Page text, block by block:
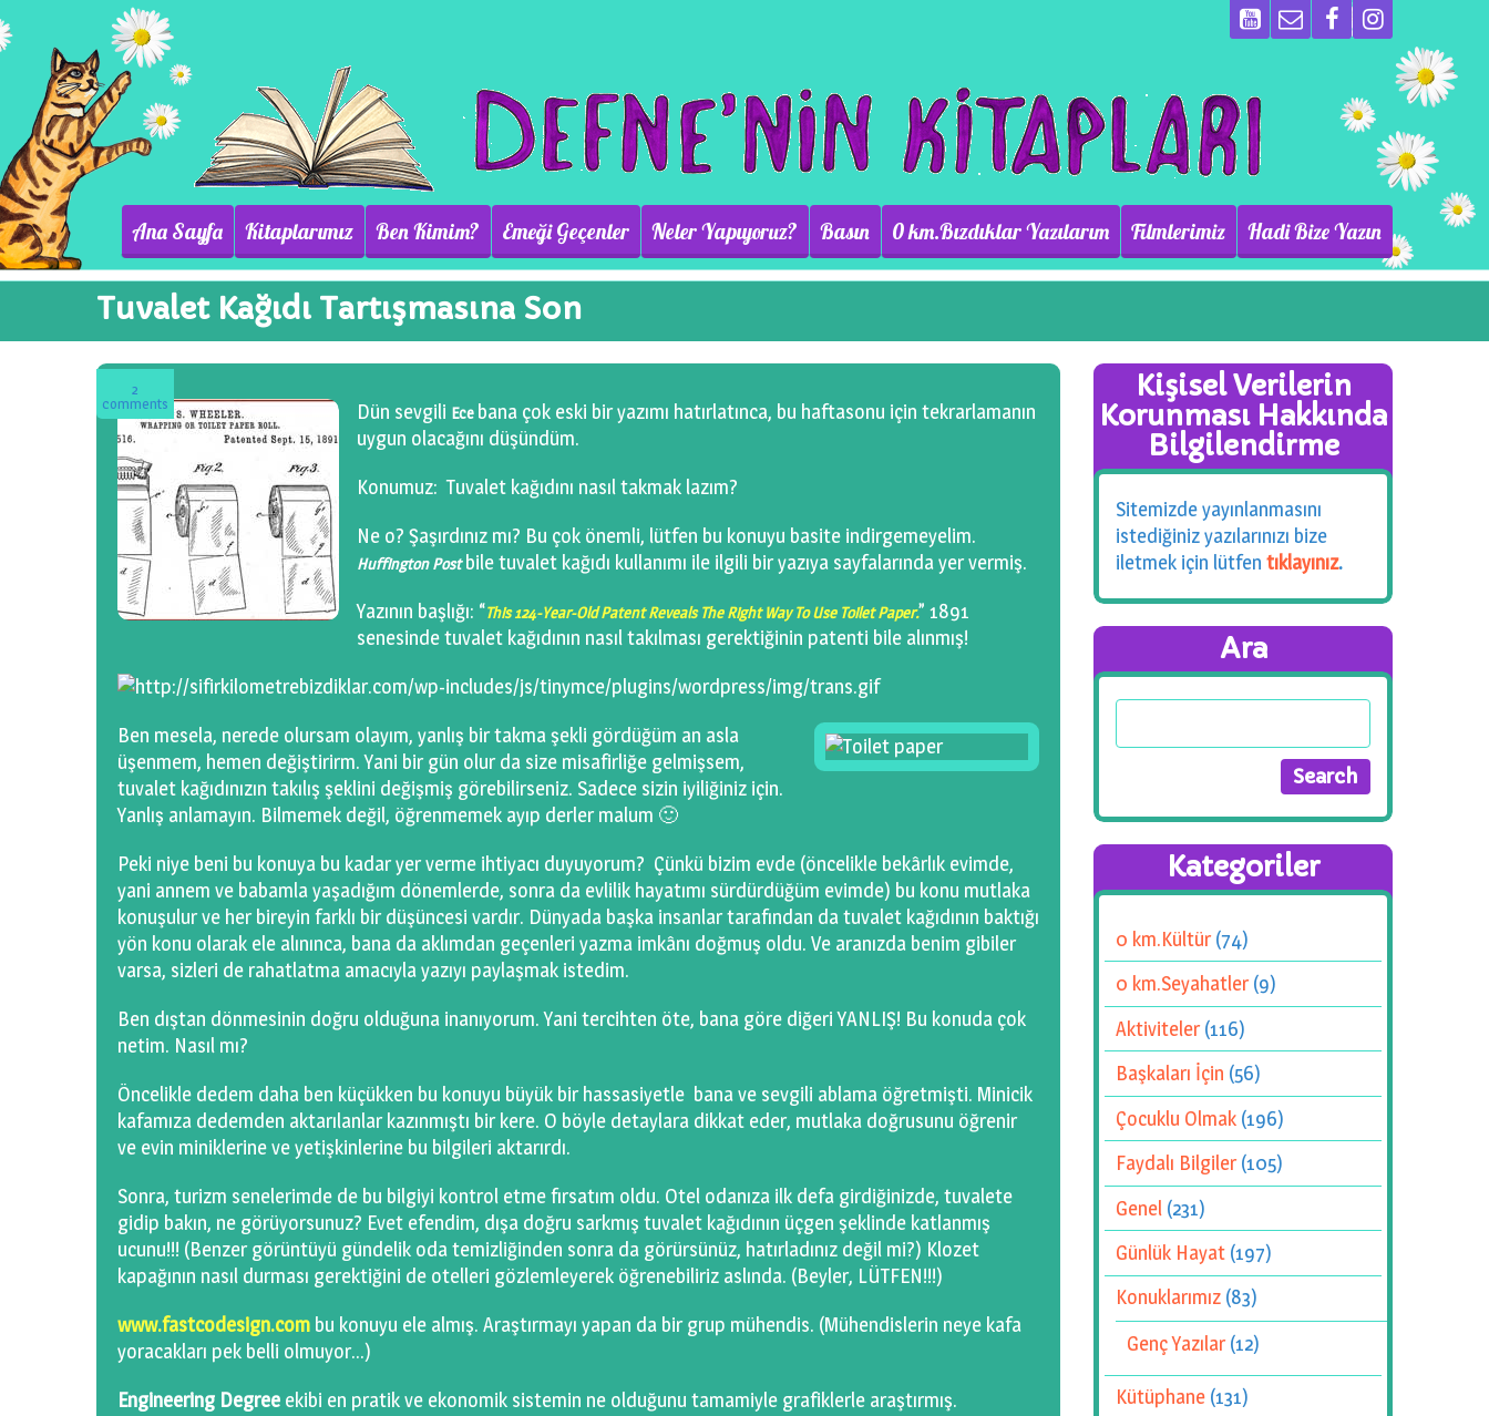
Ana Sayfa Kitaplarımız Ben Kimim? Emeği Geçenler Neler Yapıyoruz? Basın 0 km.Bızdıklar Yazılarım Filmlerimiz Hadi Bize Yazın
Tuvalet Kağıdı Tartışmasına Son
2
comments
Dün sevgili Ece bana çok eski bir yazımı hatırlatınca, bu haftasonu için tekrarlamanın
uygun olacağını düşündüm.
Konumuz: Tuvalet kağıdını nasıl takmak lazım?
Ne o? Şaşırdınız mı? Bu çok önemli, lütfen bu konuyu basite indirgemeyelim.
Huffington Postbile tuvalet kağıdı kullanımı ile ilgili bir yazıya sayfalarında yer vermiş.
Yazının başlığı: “This 124-Year-Old Patent Reveals The Right Way To Use Toilet Paper.” 1891
senesinde tuvalet kağıdının nasıl takılması gerektiğinin patenti bile alınmış!
Ben mesela, nerede olursam olayım, yanlış bir takma şekli gördüğüm an asla
üşenmem, hemen değiştirirm. Yani bir gün olur da size misafirliğe gelmişsem,
tuvalet kağıdınızın takılış şeklini değişmiş görebilirseniz. Sadece sizin iyiliğiniz için.
Yanlış anlamayın. Bilmemek değil, öğrenmemek ayıp derler malum 🙂
Peki niye beni bu konuya bu kadar yer verme ihtiyacı duyuyorum? Çünkü bizim evde (öncelikle bekârlık evimde,
yani annem ve babamla yaşadığım dönemlerde, sonra da evlilik hayatımı sürdürdüğüm evimde) bu konu mutlaka
konuşulur ve her bireyin farklı bir düşüncesi vardır. Dünyada başka insanlar tarafından da tuvalet kağıdının baktığı
yön konu olarak ele alınınca, bana da aklımdan geçenleri yazma imkânı doğmuş oldu. Ve aranızda benim gibiler
varsa, sizleri de rahatlatma amacıyla yazıyı paylaşmak istedim.
Ben dıştan dönmesinin doğru olduğuna inanıyorum. Yani tercihten öte, bana göre diğeri YANLIŞ! Bu konuda çok
netim. Nasıl mı?
Öncelikle dedem daha ben küçükken bu konuyu büyük bir hassasiyetle bana ve sevgili ablama öğretmişti. Minicik
kafamıza dedemden aktarılanlar kazınmıştı bir kere. O böyle detaylara dikkat eder, mutlaka doğrusunu öğrenir
ve evin miniklerine ve yetişkinlerine bu bilgileri aktarırdı.
Sonra, turizm senelerimde de bu bilgiyi kontrol etme fırsatım oldu. Otel odanıza ilk defa girdiğinizde, tuvalete
gidip bakın, ne görüyorsunuz? Evet efendim, dışa doğru sarkmış tuvalet kağıdının üçgen şeklinde katlanmış
ucunu!!! (Benzer görüntüyü gündelik oda temizliğinden sonra da görürsünüz, hatırladınız değil mi?) Klozet
kapağının nasıl durması gerektiğini de otelleri gözlemleyerek öğrenebiliriz aslında. (Beyler, LÜTFEN!!!)
www.fastcodesign.com bu konuyu ele almış. Araştırmayı yapan da bir grup mühendis. (Mühendislerin neye kafa
yoracakları pek belli olmuyor…)
Engineering Degree ekibi en pratik ve ekonomik sistemin ne olduğunu tamamiyle grafiklerle araştırmış.
Kişisel Verilerin
Korunması Hakkında
Bilgilendirme
Sitemizde yayınlanmasını
istediğiniz yazılarınızı bize
iletmek için lütfen tıklayınız.
Ara
Kategoriler
0 km.Kültür(74)
0 km.Seyahatler(9)
Aktiviteler(116)
Başkaları İçin (56)
Çocuklu Olmak (196)
Faydalı Bilgiler(105)
Genel (231)
Günlük Hayat (197)
Konuklarımız (83)
Genç Yazılar(12)
Kütüphane (131)